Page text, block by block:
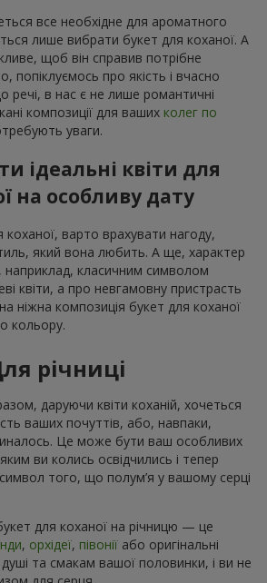
все необхідне для ароматного
лише вибрати букет для коханої. А
щоб він справив потрібне
про якість і вчасно
речі, в нас є не лише романтичні
композиції для ваших колег по
уваги.
ідеальні квіти для
на особливу дату
варто врахувати нагоду,
який вона любить. А ще, характер
наприклад, класичним символом
квіти, а про невгамовну пристрасть
ніжна композиція букет для коханої
кольору.
річниці
даруючи квіти коханій, хочеться
ваших почуттів, або, навпаки,
Це може бути ваш особливих
ви колись освідчились і тепер
того, що полум’я у вашому серці
для коханої на річницю — це
, орхідеї, півонії або оригінальні
душі та смакам вашої половинки, і ви не